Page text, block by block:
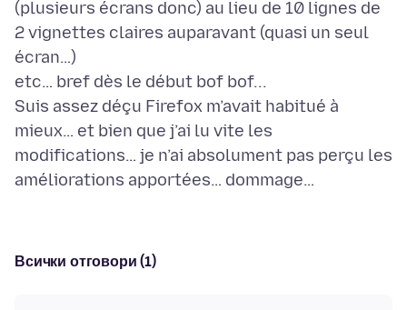
(plusieurs écrans donc) au lieu de 10 lignes de
2 vignettes claires auparavant (quasi un seul
écran…)
etc… bref dès le début bof bof...
Suis assez déçu Firefox m’avait habitué à
mieux… et bien que j’ai lu vite les
modifications… je n’ai absolument pas perçu les
Всички отговори (1)